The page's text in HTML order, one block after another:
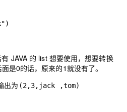
JAVA 的 list 想要使用，想要转换
是0的话，原来的1就没有了。
出为 (2,3,jack ,tom)